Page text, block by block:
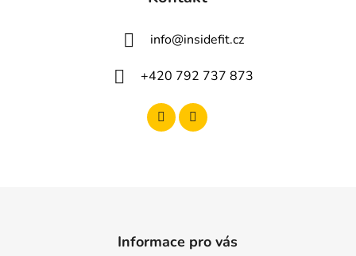
info@insidefit.cz
+420 792 737 873
Informace pro vás